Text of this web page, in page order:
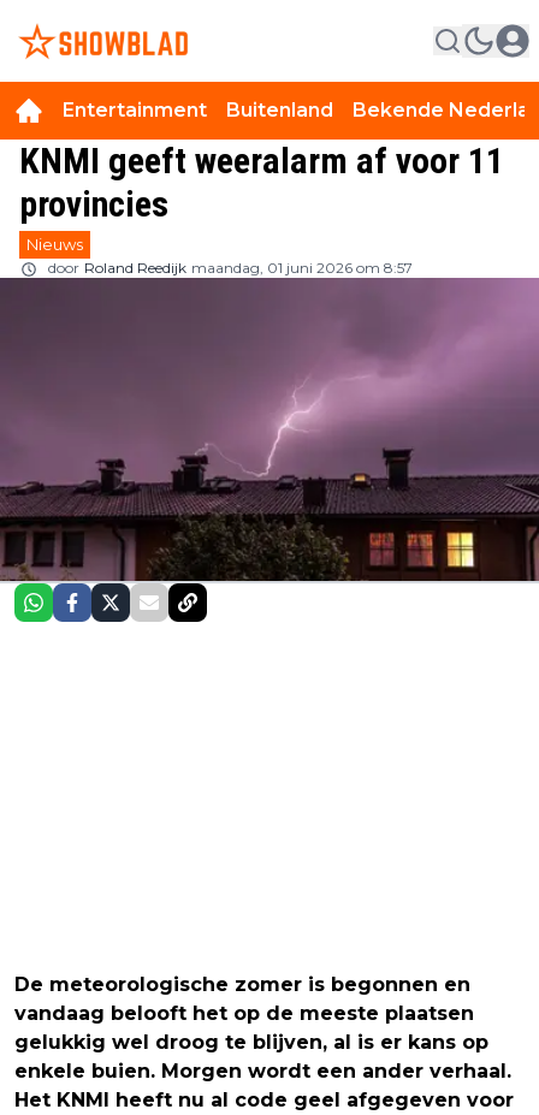
Entertainment Buitenland Bekende
KNMI geeft weeralarm af voor 11
provincies
Nieuws
door Roland Reedijk maandag, 01 juni 2026 om 8:57
De meteorologische zomer is begonnen en
vandaag belooft het op de meeste plaatsen
gelukkig wel droog te blijven, al is er kans op
enkele buien. Morgen wordt een ander verhaal.
Het KNMI heeft nu al code geel afgegeven voor